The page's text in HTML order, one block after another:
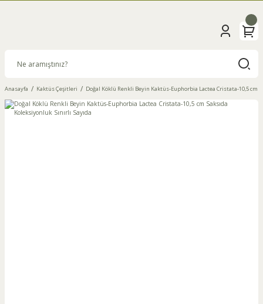
Anasayfa Kaktüs Çeşitleri Doğal Köklü Renkli Beyin Kaktüs-Euphorbia Lactea Cristata-10,5 cm